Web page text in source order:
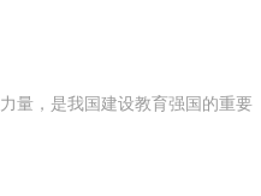
量，是我国建设教育强国的重要